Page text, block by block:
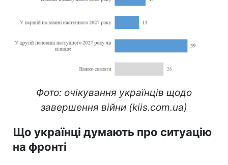
Фото: очікування українців щодо
завершення війни (kiis.com.ua)
Що українці думають про ситуацію
на фронті